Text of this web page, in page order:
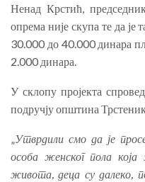
Ненад Крстић,
опрема није скупа те да је
30.000 до 40.000 динара
2.000 динара.
У склопу пројекта
подручју општина
„Утврдили смо да је
особа женског пола
живота, деца су далеко,